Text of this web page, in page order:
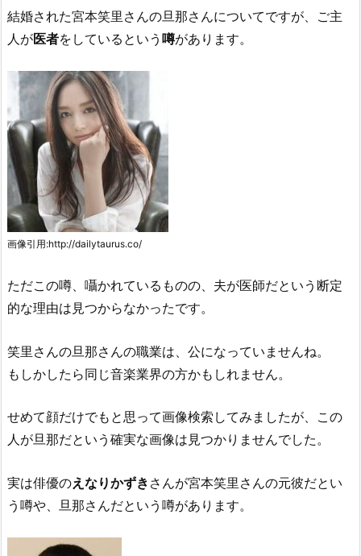
結婚された宮本笑里さんの旦那さんについてですが、ご主
人が医者をしているという 噂があります。
画像引用:http://dailytaurus.co/
ただこの噂、囁かれているものの、夫が医師だという断定
的な理由は見つからなかったです。
笑里さんの旦那さんの職業は、公になっていませんね。
もしかしたら同じ音楽業界の方かもしれません。
せめて顔だけでもと思って画像検索してみましたが、この
人が旦那だという確実な画像は見つかりませんでした。
実は俳優のえなりかずき さんが宮本笑里さんの元彼だとい
う噂や、旦那さんだという噂があります。